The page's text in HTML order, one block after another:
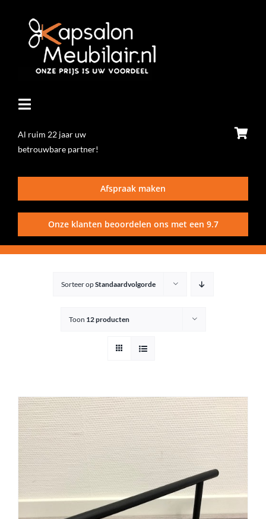
Toggle
Navigatie
Stoelen
Accessoires
Magazijnsale
Buitenkansjes
Al ruim 22 jaar uw
betrouwbare partner!
Afspraak maken
Onze klanten beoordelen ons met een 9.7
Sorteer opStandaardvolgorde
Toon 12 producten